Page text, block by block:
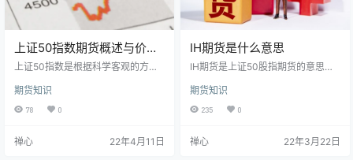
上证50指数期货概述与价格
影响因素
上证50指数是根据科学客观的方
动性好的最具代表性的50只股票组
成样本股，以便综合反映上海证券
4年1月2日起正式发布。其目标是建
期货知识
78 0
禅心 22年4月11日
IH期货是什么意思
IH期货是上证50股指期货的意思，
股票指数，该指数中的成分股是A股
市场中市值最大、流动性最好的50
期货知识
235 0
禅心 22年3月22日